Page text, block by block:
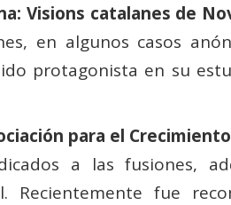
Visions catalanes de
en algunos casos
protagonista en su
para el
a las fusiones,
Recientemente fue